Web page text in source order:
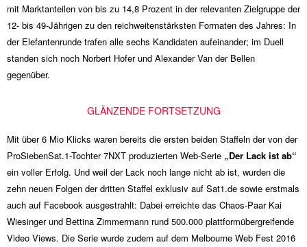
mit Marktanteilen von bis zu 14,8 Prozent in der relevanten Zielgruppe der
12- bis 49-Jährigen zu den reichweitenstärksten Formaten des Jahres: In
der Elefantenrunde trafen alle sechs Kandidaten aufeinander; im Duell
standen sich noch Norbert Hofer und Alexander Van der Bellen
gegenüber.
GLÄNZENDE FORTSETZUNG
Mit über6 Mio Klicks waren bereits die ersten beiden Staffeln der von der
ProSiebenSat.1-Tochter 7NXT produzierten Web-Serie „Der Lack ist ab“
ein voller Erfolg. Und weil der Lack noch lange nicht ab ist, wurden die
zehn neuen Folgen der dritten Staffel exklusiv auf Sat1.de sowie erstmals
auch auf Facebook ausgestrahlt: Dabei erreichte das Chaos-Paar Kai
Wiesinger und Bettina Zimmermann rund 500.000 plattformübergreifende
Video Views. Die Serie wurde zudem auf dem Melbourne Web Fest 2016